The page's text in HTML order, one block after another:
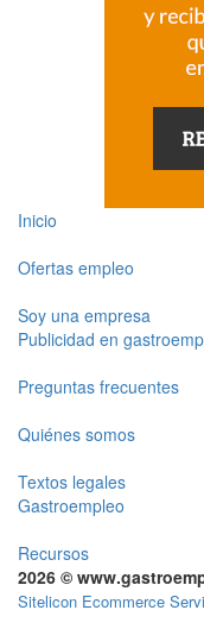
Inicio
Ofertas empleo
Soy una empresa
Publicidad en
Preguntas frecuentes
Quiénes somos
Textos legales
Gastroempleo
Recursos
2026 ©
Sitelicon Ecommerce